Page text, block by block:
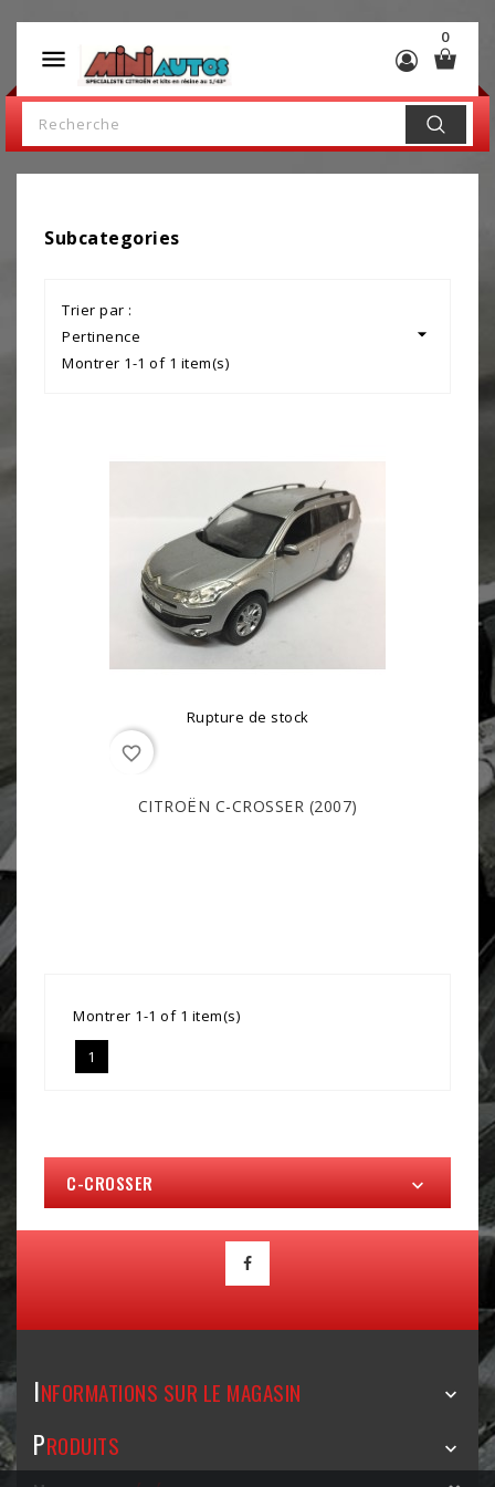

0
Subcategories
Trier par :
Pertinence

Montrer 1-1 of 1 item(s)
Rupture de stock
favorite_border
CITROËN C-CROSSER (2007)
Montrer 1-1 of 1 item(s)
1
C-CROSSER 
INFORMATIONS SUR LE MAGASIN 
PRODUITS 